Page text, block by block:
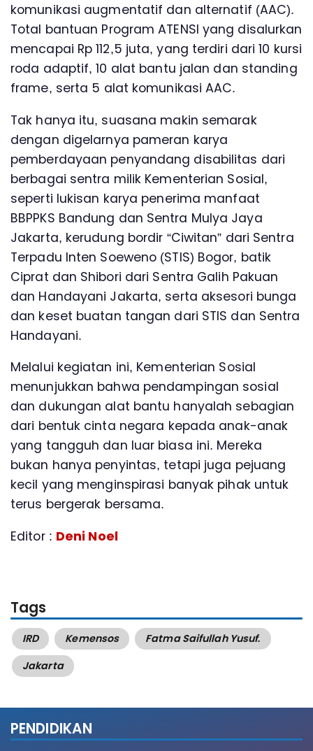
komunikasi augmentatif dan alternatif (AAC).
Total bantuan Program ATENSI yang disalurkan
mencapai Rp 112,5 juta, yang terdiri dari 10 kursi
roda adaptif, 10 alat bantu jalan dan standing
frame, serta 5 alat komunikasi AAC.
Tak hanya itu, suasana makin semarak
dengan digelarnya pameran karya
pemberdayaan penyandang disabilitas dari
berbagai sentra milik Kementerian Sosial,
seperti lukisan karya penerima manfaat
BBPPKS Bandung dan Sentra Mulya Jaya
Jakarta, kerudung bordir “Ciwitan” dari Sentra
Terpadu Inten Soeweno (STIS) Bogor, batik
Ciprat dan Shibori dari Sentra Galih Pakuan
dan Handayani Jakarta, serta aksesori bunga
dan keset buatan tangan dari STIS dan Sentra
Handayani.
Melalui kegiatan ini, Kementerian Sosial
menunjukkan bahwa pendampingan sosial
dan dukungan alat bantu hanyalah sebagian
dari bentuk cinta negara kepada anak-anak
yang tangguh dan luar biasa ini. Mereka
bukan hanya penyintas, tetapi juga pejuang
kecil yang menginspirasi banyak pihak untuk
terus bergerak bersama.
Editor : Deni Noel
Tags
IRD Kemensos
Fatma Saifullah Yusuf.
Jakarta
PENDIDIKAN